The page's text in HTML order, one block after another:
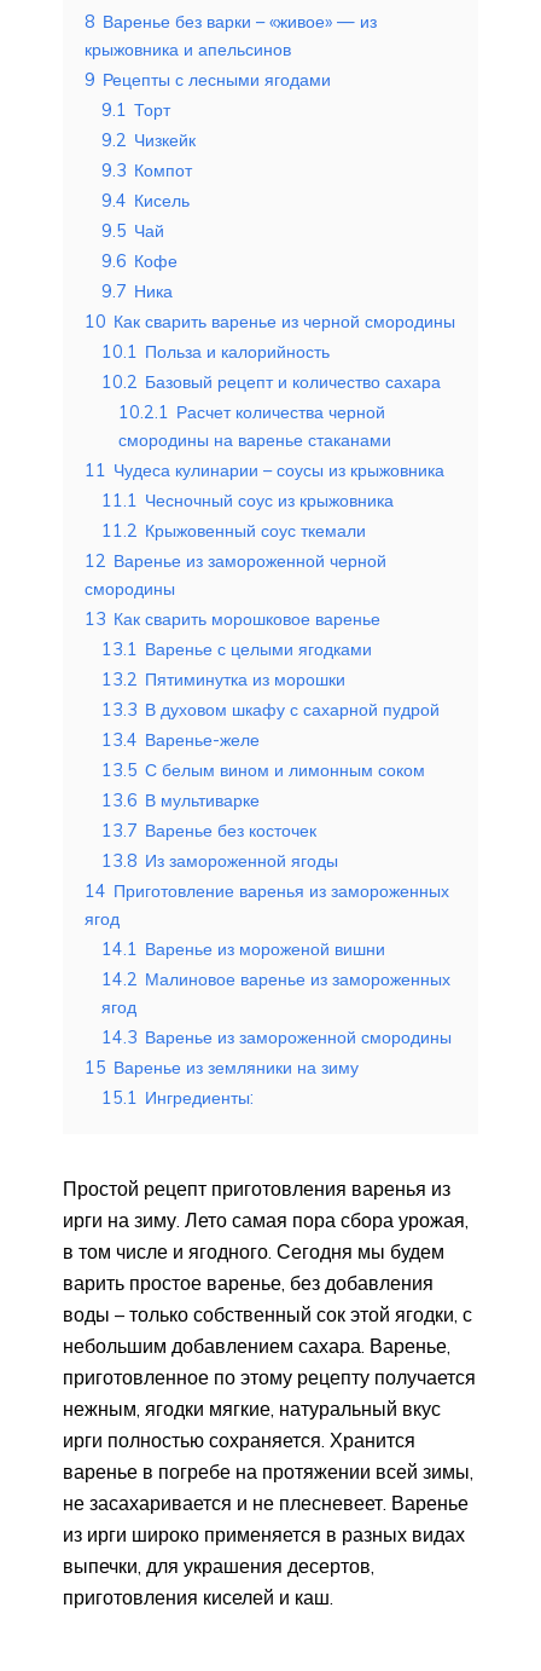
8 Варенье без варки – «живое» — из
крыжовника и апельсинов
9 Рецепты с лесными ягодами
9.1 Торт
9.2 Чизкейк
9.3 Компот
9.4 Кисель
9.5 Чай
9.6 Кофе
9.7 Ника
10 Как сварить варенье из черной смородины
10.1 Польза и калорийность
10.2 Базовый рецепт и количество сахара
10.2.1 Расчет количества черной
смородины на варенье стаканами
11 Чудеса кулинарии – соусы из крыжовника
11.1 Чесночный соус из крыжовника
11.2 Крыжовенный соус ткемали
12 Варенье из замороженной черной
смородины
13 Как сварить морошковое варенье
13.1 Варенье с целыми ягодками
13.2 Пятиминутка из морошки
13.3 В духовом шкафу с сахарной пудрой
13.4 Варенье-желе
13.5 С белым вином и лимонным соком
13.6 В мультиварке
13.7 Варенье без косточек
13.8 Из замороженной ягоды
14 Приготовление варенья из замороженных
ягод
14.1 Варенье из мороженой вишни
14.2 Малиновое варенье из замороженных
ягод
14.3 Варенье из замороженной смородины
15 Варенье из земляники на зиму
15.1 Ингредиенты:
Простой рецепт приготовления варенья из
ирги на зиму. Лето самая пора сбора урожая,
в том числе и ягодного. Сегодня мы будем
варить простое варенье, без добавления
воды – только собственный сок этой ягодки, с
небольшим добавлением сахара. Варенье,
приготовленное по этому рецепту получается
нежным, ягодки мягкие, натуральный вкус
ирги полностью сохраняется. Хранится
варенье в погребе на протяжении всей зимы,
не засахаривается и не плесневеет. Варенье
из ирги широко применяется в разных видах
выпечки, для украшения десертов,
приготовления киселей и каш.